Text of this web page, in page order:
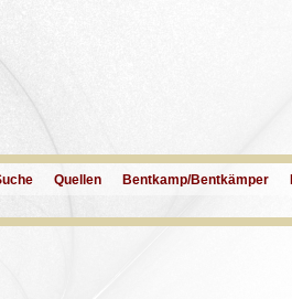
Quellen Bentkamp/Bentkämper